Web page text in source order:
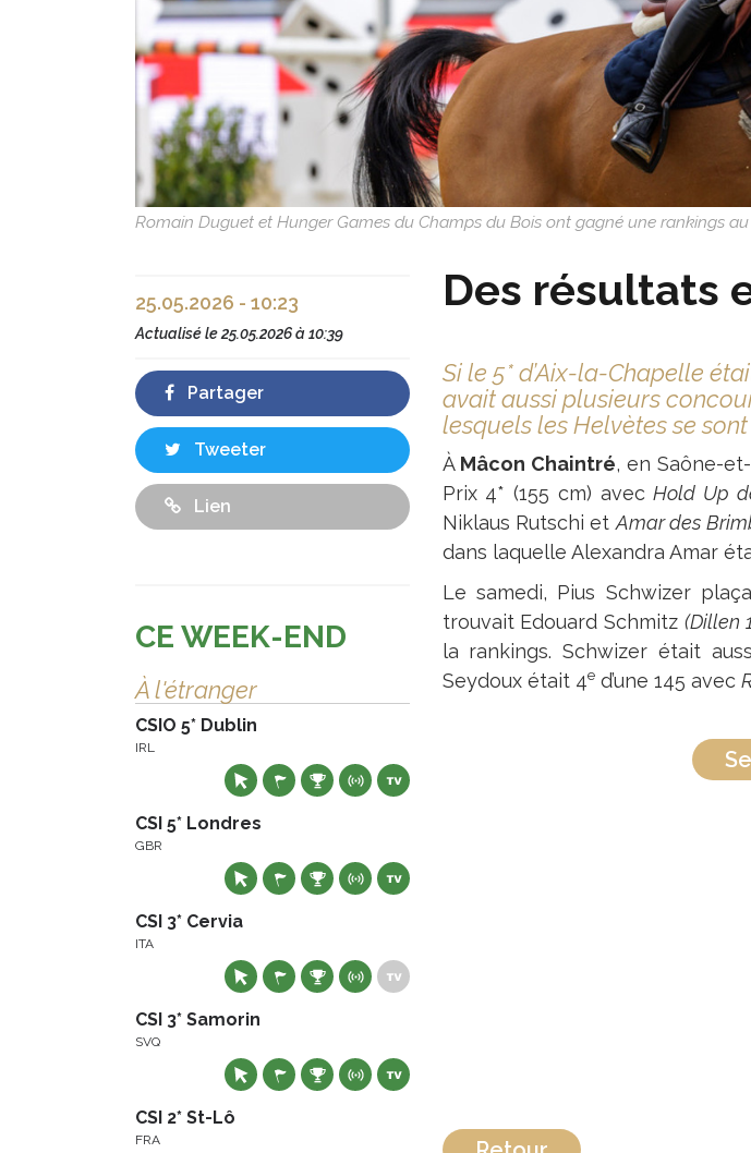
Romain Duguet et Hunger Games du Champs du Bois ont gagné une rankings
Des résultats
Si le 5* d’Aix-la-Chapelle
avait aussi plusieurs
lesquels les Helvètes se sont
À Mâcon Chaintré, en Saône-
Prix 4* (155 cm) avecHold Up
Niklaus Rutschi et Amar des
dans laquelle Alexandra Amar
Le samedi, Pius Schwizer
trouvait Edouard Schmitz(Dillen
la rankings. Schwizer était
Seydoux était 4ed’une 145 avec
25.05.2026 - 10:23
Actualisé le25.05.2026 à 10:39
Partager
Tweeter
Lien
CE WEEK-END
À l'étranger
CSIO 5* Dublin
IRL
CSI 5* Londres
GBR
CSI 3* Cervia
ITA
CSI 3* Samorin
SVQ
CSI 2* St-Lô
FRA